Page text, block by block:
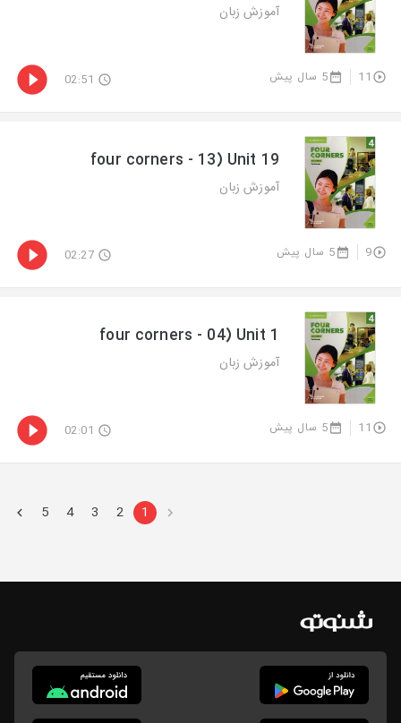
آموزش زبان
11 5 سال پیش 02:51
four corners - 13) Unit 19
آموزش زبان
9 5 سال پیش 02:27
four corners - 04) Unit 1
آموزش زبان
11 5 سال پیش 02:01
1
2
3
4
5